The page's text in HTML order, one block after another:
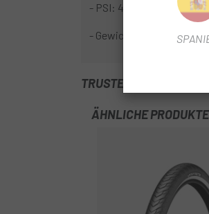
- PSI: 45-58
- Gewicht: 805 g
TRUSTED SHOPS
ÄHNLICHE PRODUKTE